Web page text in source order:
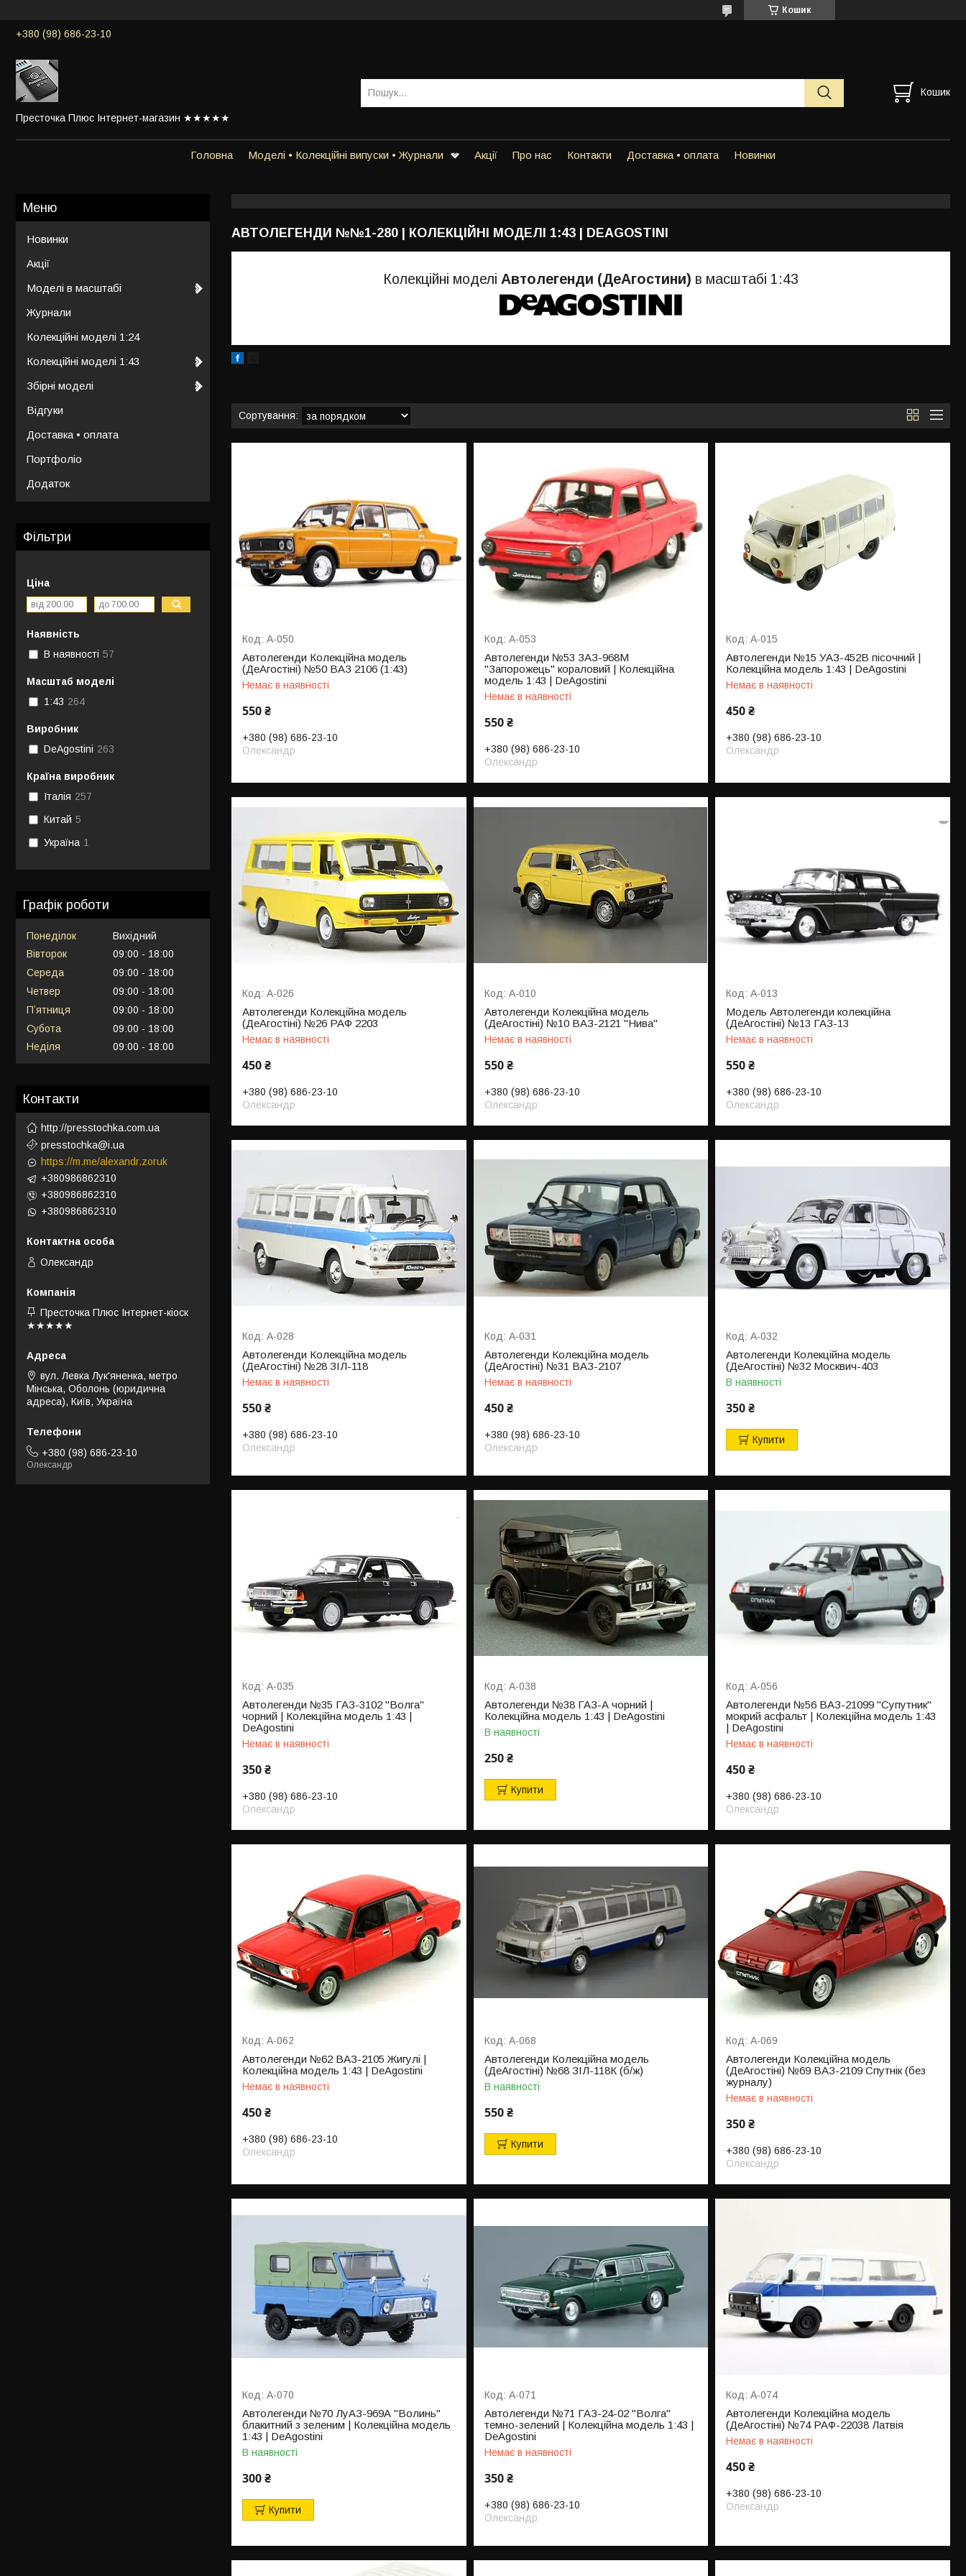
Кошик
+380 (98) 686-23-10
Престочка Плюс Інтернет-магазин ★★★★★
Кошик
Головна Моделі • Колекційні випуски • Журнали Акції Про нас Контакти Доставка • оплата Новинки
АВТОЛЕГЕНДИ №№1-280 | КОЛЕКЦІЙНІ МОДЕЛІ 1:43 | DEAGOSTINI
Колекційні моделі Автолегенди (ДеАгостини) в масштабі 1:43
А-050
Автолегенди Колекційна модель
(ДеАгостіні) №50 ВАЗ 2106 (1:43)
Немає в наявності
550 ₴
+380 (98) 686-23-10
Олександр
А-053
Автолегенди №53 ЗАЗ-968М
"Запорожець" кораловий | Колекційна
модель 1:43 | DeAgostini
Немає в наявності
550 ₴
+380 (98) 686-23-10
Олександр
А-015
Автолегенди №15 УАЗ-452В пісочний |
Колекційна модель 1:43 | DeAgostini
Немає в наявності
450 ₴
+380 (98) 686-23-10
Олександр
А-026
Автолегенди Колекційна модель
(ДеАгостіні) №26 РАФ 2203
Немає в наявності
450 ₴
+380 (98) 686-23-10
Олександр
А-010
Автолегенди Колекційна модель
(ДеАгостіні) №10 ВАЗ-2121 "Нива"
Немає в наявності
550 ₴
+380 (98) 686-23-10
Олександр
А-013
Модель Автолегенди колекційна
(ДеАгостіні) №13 ГАЗ-13
Немає в наявності
550 ₴
+380 (98) 686-23-10
Олександр
А-028
Автолегенди Колекційна модель
(ДеАгостіні) №28 ЗІЛ-118
Немає в наявності
550 ₴
+380 (98) 686-23-10
Олександр
А-031
Автолегенди Колекційна модель
(ДеАгостіні) №31 ВАЗ-2107
Немає в наявності
450 ₴
+380 (98) 686-23-10
Олександр
А-032
Автолегенди Колекційна модель
(ДеАгостіні) №32 Москвич-403
В наявності
350 ₴
Купити
А-035
Автолегенди №35 ГАЗ-3102 "Волга"
чорний | Колекційна модель 1:43 |
DeAgostini
Немає в наявності
350 ₴
+380 (98) 686-23-10
Олександр
А-038
Автолегенди №38 ГАЗ-А чорний |
Колекційна модель 1:43 | DeAgostini
В наявності
250 ₴
Купити
А-056
Автолегенди №56 ВАЗ-21099 "Супутник"
мокрий асфальт | Колекційна модель 1:43
| DeAgostini
Немає в наявності
450 ₴
+380 (98) 686-23-10
Олександр
А-062
Автолегенди №62 ВАЗ-2105 Жигулі |
Колекційна модель 1:43 | DeAgostini
Немає в наявності
450 ₴
+380 (98) 686-23-10
Олександр
А-068
Автолегенди Колекційна модель
(ДеАгостіні) №68 ЗІЛ-118К (б/ж)
В наявності
550 ₴
Купити
А-069
Автолегенди Колекційна модель
(ДеАгостіні) №69 ВАЗ-2109 Спутнік (без
журналу)
Немає в наявності
350 ₴
+380 (98) 686-23-10
Олександр
A-070
Автолегенди №70 ЛуАЗ-969А "Волинь"
блакитний з зеленим | Колекційна модель
1:43 | DeAgostini
В наявності
300 ₴
Купити
A-071
Автолегенди №71 ГАЗ-24-02 "Волга"
темно-зелений | Колекційна модель 1:43 |
DeAgostini
Немає в наявності
350 ₴
+380 (98) 686-23-10
Олександр
A-074
Автолегенди Колекційна модель
(ДеАгостіні) №74 РАФ-22038 Латвія
Немає в наявності
450 ₴
+380 (98) 686-23-10
Олександр
Новинки
Акції
Моделі в масштабі
Журнали
Колекційні моделі 1:24
Колекційні моделі 1:43
Збірні моделі
Відгуки
Доставка • оплата
Портфоліо
Додаток
Фільтри
Ціна
Наявність
В наявності 57
Масштаб моделі
1:43 264
Виробник
DeAgostini 263
Країна виробник
Італія 257
Китай 5
Україна 1
Графік роботи
Понеділок
Вихідний
Вівторок
09:00
18:00
Середа
09:00
18:00
Четвер
09:00
18:00
Пʼятниця
09:00
18:00
Субота
09:00
18:00
Неділя
09:00 18:00
Контакти
http://presstochka.com.ua
presstochka@i.ua
https://m.me/alexandr.zoruk
+380986862310
+380986862310
+380986862310
Олександр
Престочка Плюс Інтернет-кіоск
★★★★★
вул. Левка Лук'яненка, метро
Мінська, Оболонь (юридична
адреса), Київ, Україна
+380 (98) 686-23-10
Олександр